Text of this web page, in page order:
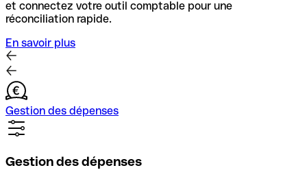
et connectez votre outil comptable pour une
réconciliation rapide.
En savoir plus
Gestion des dépenses
Gestion des dépenses